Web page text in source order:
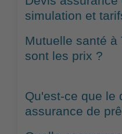
simulation et
Mutuelle santé à
sont les prix ?
Qu'est-ce que le
assurance de